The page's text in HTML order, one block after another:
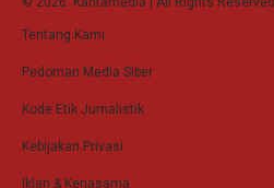
Tentang Kami
Pedoman Media Siber
Kode Etik Jurnalistik
Kebijakan Privasi
Iklan & Kerjasama